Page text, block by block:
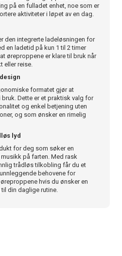
på en fulladet enhet, noe som er
aktiviteter i løpet av en dag.
den integrerte ladeløsningen for
en ladetid på kun 1 til 2 timer
øreproppene er klare til bruk når
eller reise.
formatet gjør at
Dette er et praktisk valg for
og enkel betjening uten
og som ønsker en rimelig
lyd
for deg som søker en
på farten. Med rask
trådløs tilkobling får du et
behovene for
hvis du ønsker en
din daglige rutine.